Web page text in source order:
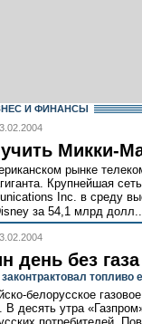
И ФИНАНСЫ
Микки-
рынке
Крупнейшая
Inc. в среду
за 54,1 млрд
день без газа
топливо
белорусское
В десять утра